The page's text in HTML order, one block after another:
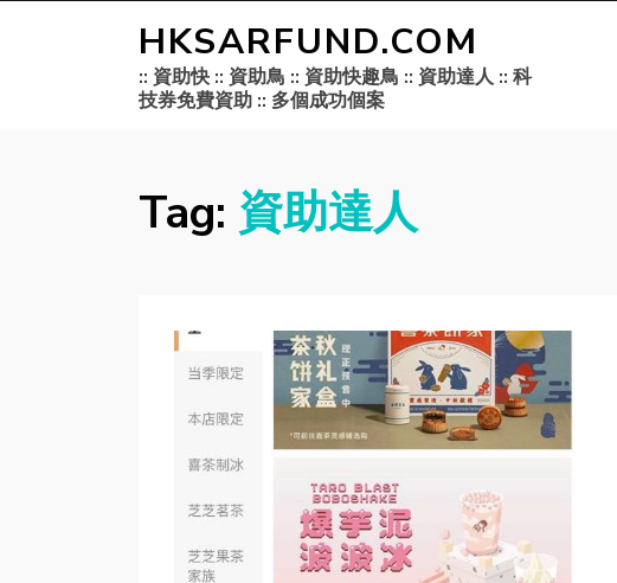
HKSARFUND.COM
:: 資助快 :: 資助鳥 :: 資助快趣鳥 :: 資助達人 :: 科
技券免費資助 :: 多個成功個案
Tag: 資助達人